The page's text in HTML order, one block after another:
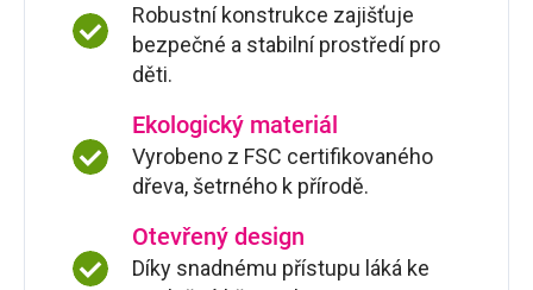
Robustní konstrukce zajišťuje
bezpečné a stabilní prostředí pro
děti.
Ekologický materiál
Vyrobeno z FSC certifikovaného
dřeva, šetrného k přírodě.
Otevřený design
Díky snadnému přístupu láká ke